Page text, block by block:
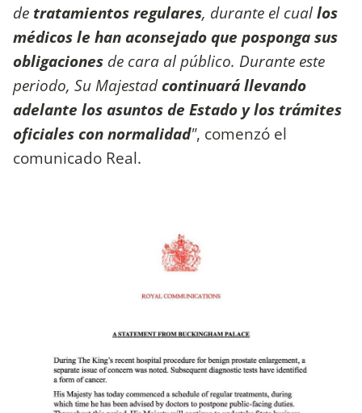
de tratamientos regulares, durante el cuallos
médicos le han aconsejado que posponga sus
obligaciones de cara al público. Durante este
periodo, Su Majestadcontinuará llevando
adelante los asuntos de Estado y los trámites
oficiales con normalidad", comenzó el
comunicado Real.